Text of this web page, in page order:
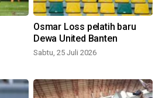
Osmar Loss pelatih baru
Dewa United Banten
Sabtu, 25 Juli 2026